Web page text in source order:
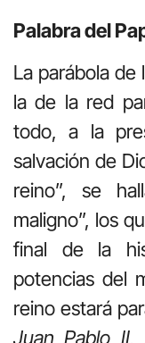
Palabra del
La parábola
la de la red
todo, a la
salvación de
reino”, se
maligno”, los
final de la
potencias del
reino estará
Juan Pablo II,